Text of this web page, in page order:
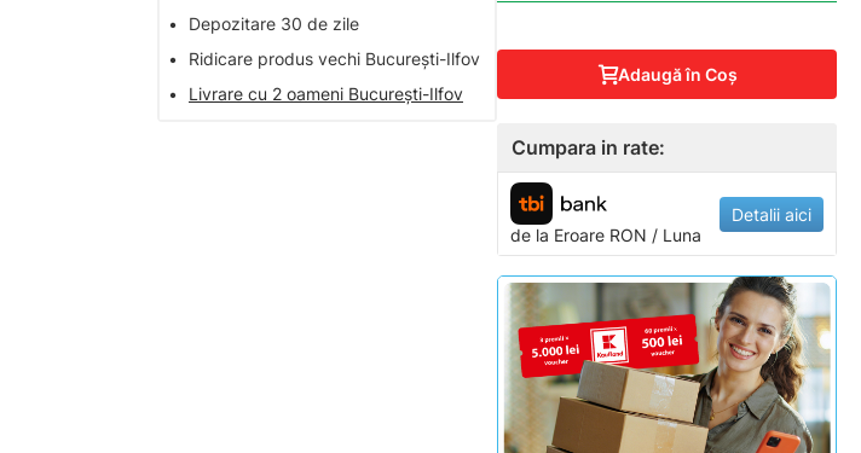
•
Depozitare 30 de zile
•
Ridicare produs vechi București-Ilfov
•
Livrare cu 2 oameni București-Ilfov
Adaugă în Coş
Cumpara in rate:
de la Eroare RON / Luna
Detalii aici